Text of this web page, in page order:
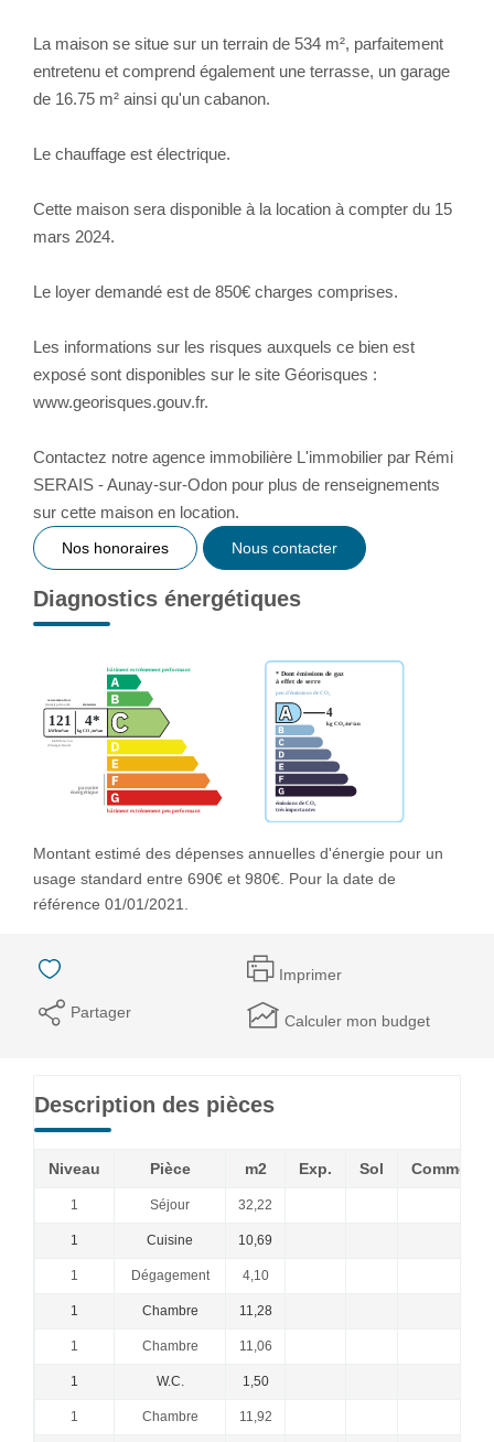
La maison se situe sur un terrain de 534 m², parfaitement
entretenu et comprend également une terrasse, un garage
de 16.75 m² ainsi qu'un cabanon.
Le chauffage est électrique.
Cette maison sera disponible à la location à compter du 15
mars 2024.
Le loyer demandé est de 850€ charges comprises.
Les informations sur les risques auxquels ce bien est
exposé sont disponibles sur le site Géorisques :
www.georisques.gouv.fr.
Contactez notre agence immobilière L'immobilier par Rémi
SERAIS - Aunay-sur-Odon pour plus de renseignements
sur cette maison en location.
Nos honoraires Nous contacter
Diagnostics énergétiques
Montant estimé des dépenses annuelles d'énergie pour un
usage standard entre 690€ et 980€. Pour la date de
référence 01/01/2021.
Imprimer
Partager Calculer mon budget
Description des pièces
Niveau Pièce m2 Exp. Sol
1 Séjour 32,22
1 Cuisine 10,69
1 Dégagement 4,10
1 Chambre 11,28
1 Chambre 11,06
1 W.C. 1,50
1 Chambre 11,92